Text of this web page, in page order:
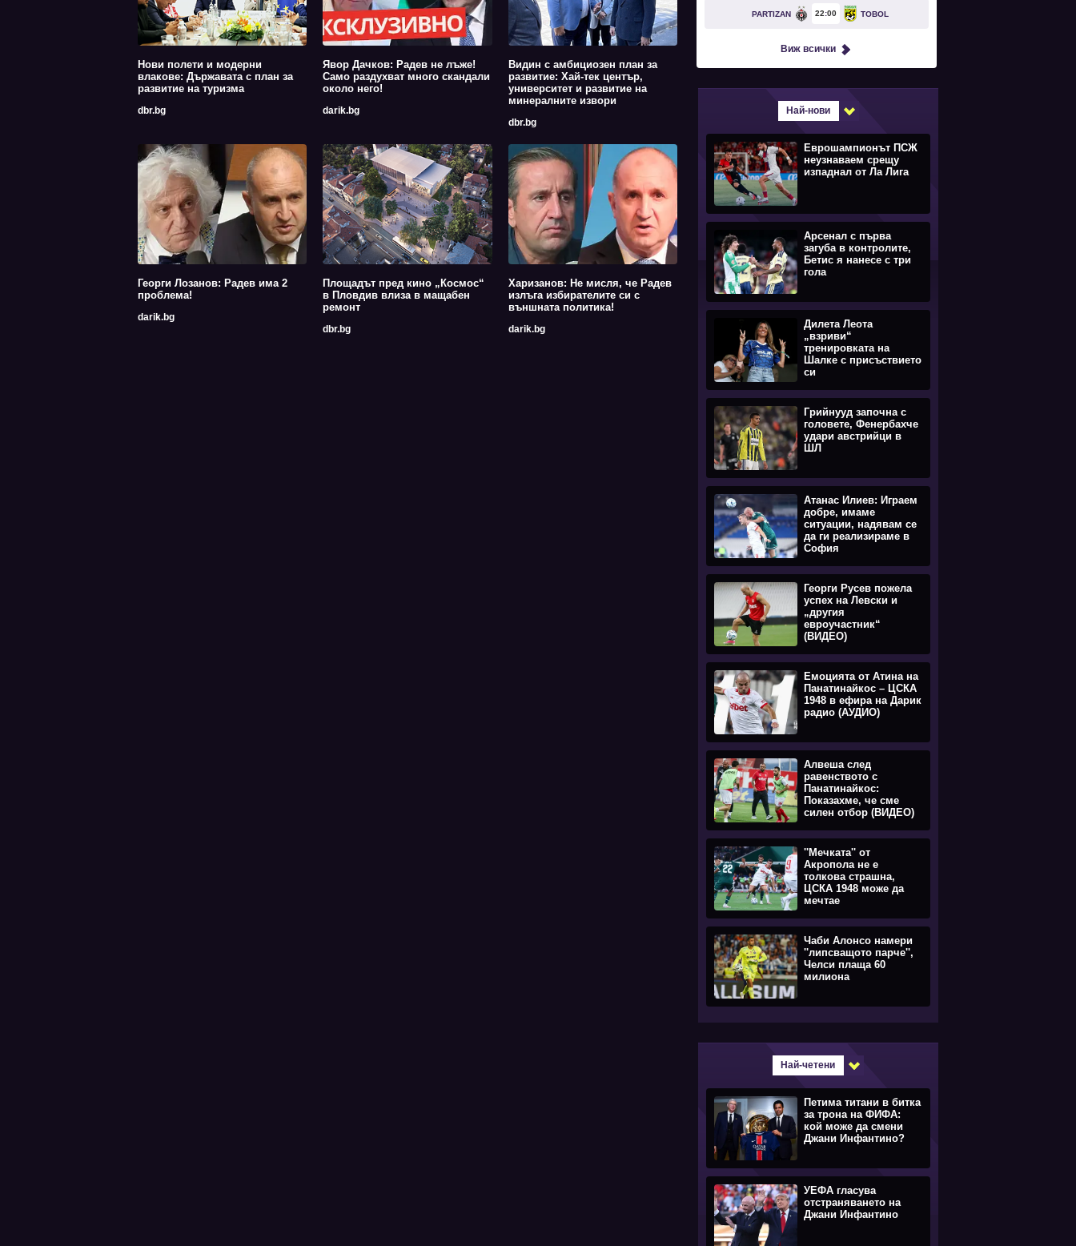
Нови полети и модерни
влакове: Държавата с план за
развитие на туризма
dbr.bg
Явор Дачков: Радев не лъже!
Само раздухват много скандали
около него!
darik.bg
Видин с амбициозен план за
развитие: Хай-тек център,
университет и развитие на
минералните извори
dbr.bg
Георги Лозанов: Радев има 2
проблема!
darik.bg
Площадът пред кино „Космос“
в Пловдив влиза в мащабен
ремонт
dbr.bg
Харизанов: Не мисля, че Радев
излъга избирателите си с
външната политика!
darik.bg
PARTIZAN 22 00 TOBOL
Виж всички
Най-нови
Еврошампионът ПСЖ
неузнаваем срещу
изпаднал от Ла Лига
Арсенал с първа
загуба в контролите,
Бетис я нанесе с три
гола
Дилета Леота
„взриви“
тренировката на
Шалке с присъствието
си
Грийнууд започна с
головете, Фенербахче
удари австрийци в
ШЛ
Атанас Илиев: Играем
добре, имаме
ситуации, надявам се
да ги реализираме в
София
Георги Русев пожела
успех на Левски и
„другия
евроучастник“
(ВИДЕО)
Емоцията oт Атина на
Панатинайкос – ЦСКА
1948 в ефира на Дарик
радио (АУДИО)
Алвеша след
равенството с
Панатинайкос:
Показахме, че сме
силен отбор (ВИДЕО)
''Мечката'' от
Акропола не е
толкова страшна,
ЦСКА 1948 може да
мечтае
Чаби Алонсо намери
''липсващото парче'',
Челси плаща 60
милиона
Най-четени
Петима титани в битка
за трона на ФИФА:
кой може да смени
Джани Инфантино?
УЕФА гласува
отстраняването на
Джани Инфантино